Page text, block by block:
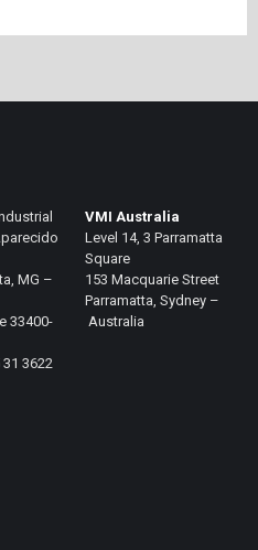
MG –
33400-
3622
VMI Australia
Level 14, 3 Parramatta
Square
153 Macquarie Street
Parramatta, Sydney –
Australia